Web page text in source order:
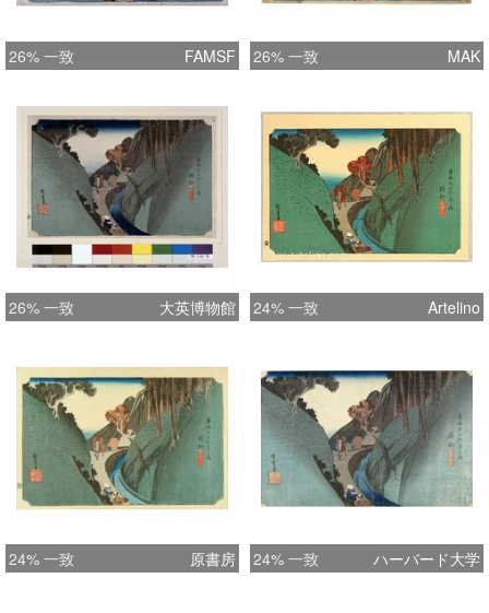
26% 一致 FAMSF 26% 一致 MAK
26% 一致 大英博物館 24% 一致 Artelino
24% 一致 原書房 24% 一致 ハーバード大学